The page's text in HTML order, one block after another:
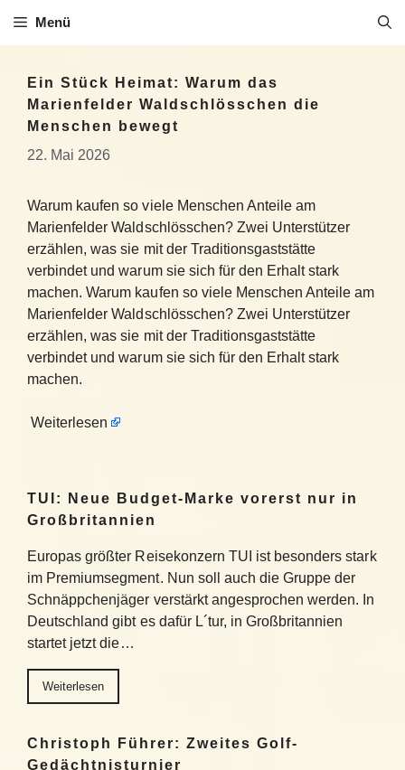
Inhalt
Menü
Ein Stück Heimat: Warum das
Marienfelder Waldschlösschen die
Menschen bewegt
22. Mai 2026
Warum kaufen so viele Menschen Anteile am
Marienfelder Waldschlösschen? Zwei Unterstützer
erzählen, was sie mit der Traditionsgaststätte
verbindet und warum sie sich für den Erhalt stark
machen. Warum kaufen so viele Menschen Anteile am
Marienfelder Waldschlösschen? Zwei Unterstützer
erzählen, was sie mit der Traditionsgaststätte
verbindet und warum sie sich für den Erhalt stark
machen.
Weiterlesen
TUI: Neue Budget-Marke vorerst nur in
Großbritannien
Europas größter Reisekonzern TUI ist besonders stark
im Premiumsegment. Nun soll auch die Gruppe der
Schnäppchenjäger verstärkt angesprochen werden. In
Deutschland gibt es dafür L´tur, in Großbritannien
startet jetzt die…
Weiterlesen
Christoph Führer: Zweites Golf-
Gedächtnisturnier